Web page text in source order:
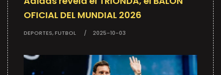
OFICIAL DEL MUNDIAL 2026
DEPORTES, FUTBOL 2025-10-03